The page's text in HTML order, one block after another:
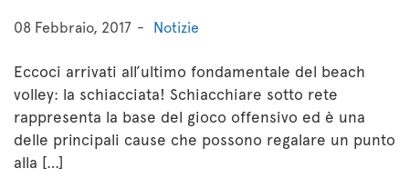
08 Febbraio, 2017 Notizie
Eccoci arrivati all’ultimo fondamentale del beach
volley: la schiacciata! Schiacchiare sotto rete
rappresenta la base del gioco offensivo ed è una
delle principali cause che possono regalare un punto
alla […]